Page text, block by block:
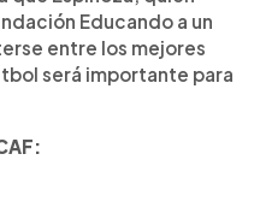
Educando a un
entre los mejores
será importante para